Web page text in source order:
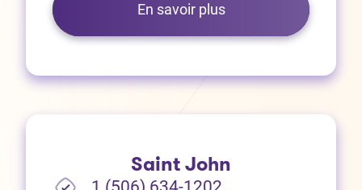
En savoir plus
Saint John